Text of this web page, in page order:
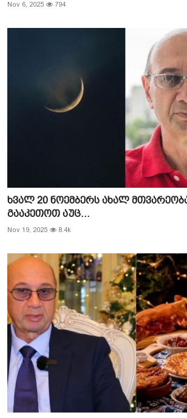
Nov 6, 2025 794
ხვალ 20 ნოემბერს ახალ
გააკეთოთ აუც...
Nov 19, 2025 8.4k